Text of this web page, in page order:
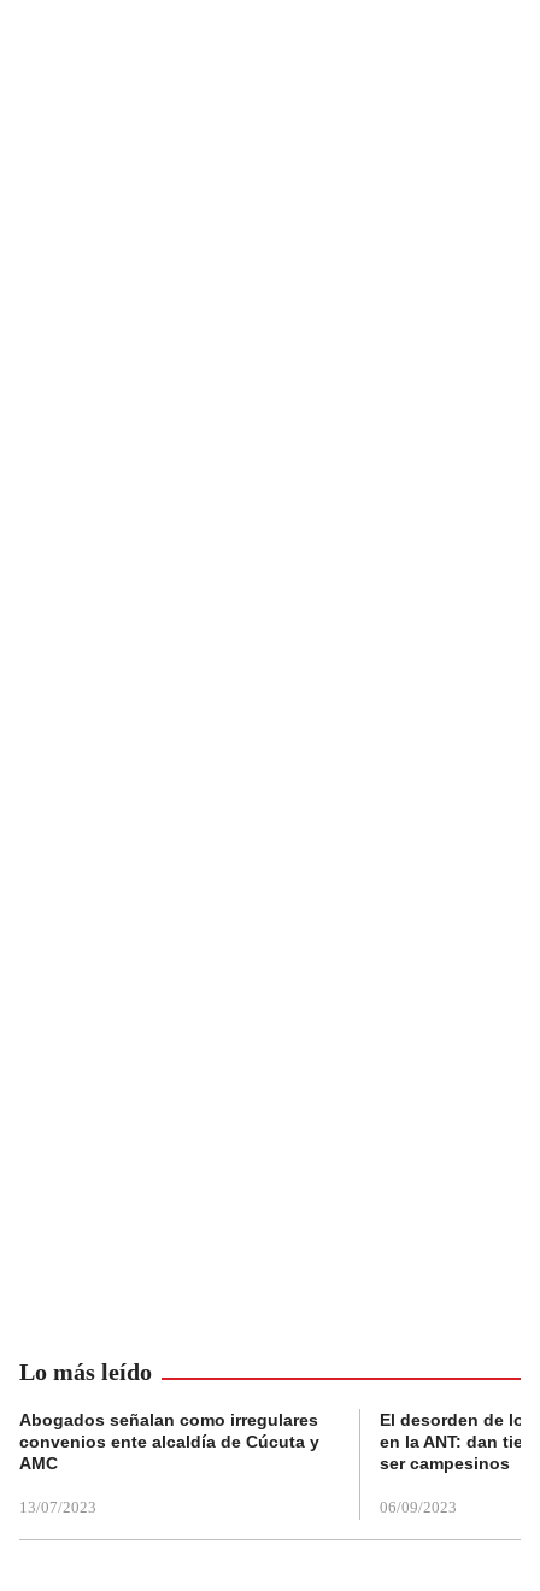
Lo más leído
Abogados señalan como irregulares
convenios ente alcaldía de Cúcuta y
AMC
13/07/2023
El desorden de
en la ANT: dan
ser campesinos
06/09/2023